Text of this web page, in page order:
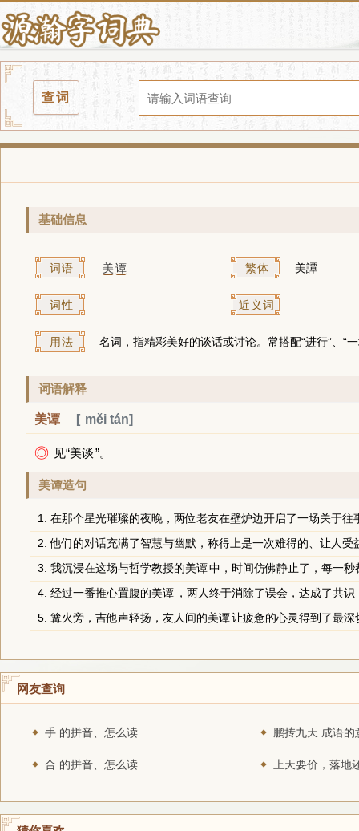
查词
基础信息
词语 美谭 繁体 美譚
词性 近义词
用法 名词，指精彩美好的谈话或讨论。常搭配“进行”、“
词语解释
美谭 měi tán
◎ 见“美谈”。
美谭造句
1. 在那个星光璀璨的夜晚，两位老友在壁炉边开启了一场关于往
2. 他们的对话充满了智慧与幽默，称得上是一次难得的、让人受
3. 我沉浸在这场与哲学教授的美谭中，时间仿佛静止了，每一秒
4. 经过一番推心置腹的美谭 ，两人终于消除了误会，达成了共
5. 篝火旁，吉他声轻扬，友人间的美谭让疲惫的心灵得到了最深
网友查询
手 的拼音、怎么读 鹏抟九天 成语的
合 的拼音、怎么读